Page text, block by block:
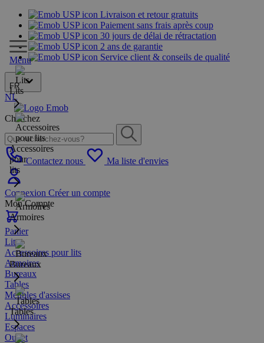
Livraison et retour gratuits
Paiement sans frais après coup
30 jours de délai de rétractation
2 ans de garantie
Service client & conseils de qualité
FR
NL
Cherchez
Contactez nous Ma liste d'envies
Connexion Créer un compte
Mon Compte
Panier
Menu
Lits
Accessoires
pour
lits
Armoires
Bureaux
Tables
Lits
Accessoires pour lits
Armoires
Bureaux
Tables
Meubles d'assises
Accessoires
Luminaires
Espaces
Outlet